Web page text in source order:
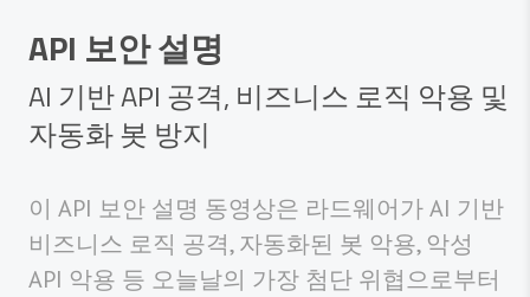
API 보안 설명
AI 기반 API 공격, 비즈니스 로직 악용 및
자동화 봇 방지
이 API 보안 설명 동영상은 라드웨어가 AI 기반
비즈니스 로직 공격, 자동화된 봇 악용, 악성
API 악용 등 오늘날의 가장 첨단 위협으로부터